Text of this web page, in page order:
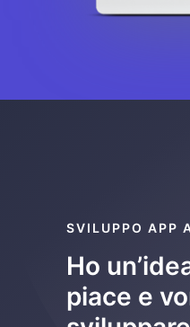
SVILUPPO APP
Ho
piace e